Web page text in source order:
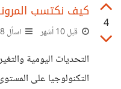
4
كيف نكتسب
قبل 10 أشهر اسأل I/O8 تعليقات
التحديات اليومية
التكنولوجيا على